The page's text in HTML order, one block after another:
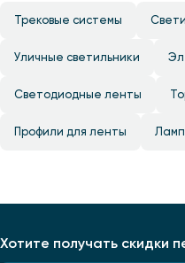
Трековые системы
Уличные светильники
Светодиодные ленты
Профили для ленты
Хотите получать скидки